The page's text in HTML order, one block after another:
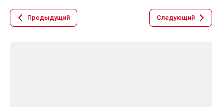
Предыдущий Следующий